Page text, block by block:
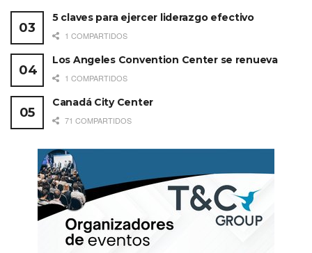
5 claves para ejercer liderazgo efectivo
1 COMPARTIDOS
Los Angeles Convention Center se renueva
1 COMPARTIDOS
Canadá City Center
71 COMPARTIDOS